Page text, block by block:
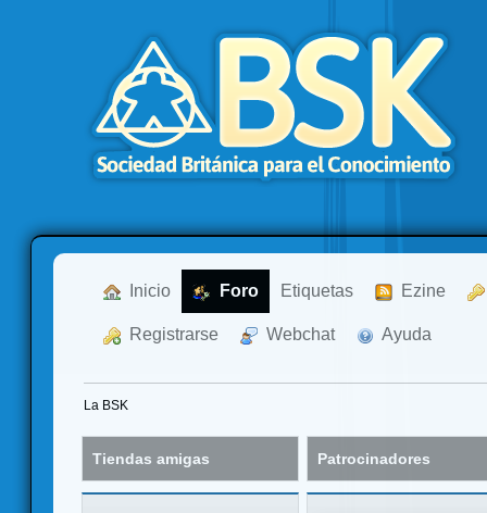
Inicio Foro Etiquetas Ezine
Registrarse Webchat Ayuda
La BSK
Tiendas amigas Patrocinadores